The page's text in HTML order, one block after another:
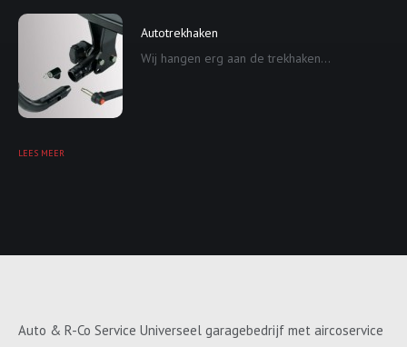
Autotrekhaken
Wij hangen erg aan de trekhaken...
LEES MEER
Auto & R-Co Service Universeel garagebedrijf met aircoservice